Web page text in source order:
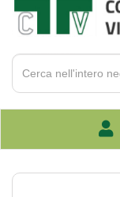
Cerca
Prodotto